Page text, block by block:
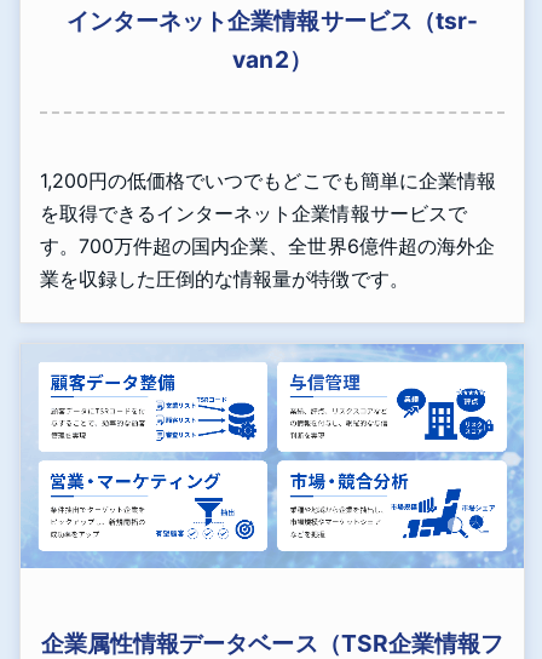
インターネット企業情報サービス（tsr-
van2）
1,200円の低価格でいつでもどこでも簡単に企業情報
を取得できるインターネット企業情報サービスで
す。700万件超の国内企業、全世界6億件超の海外企
業を収録した圧倒的な情報量が特徴です。
企業属性情報データベース（TSR企業情報フ